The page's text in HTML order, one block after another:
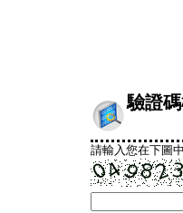
驗證
請輸入您在下圖